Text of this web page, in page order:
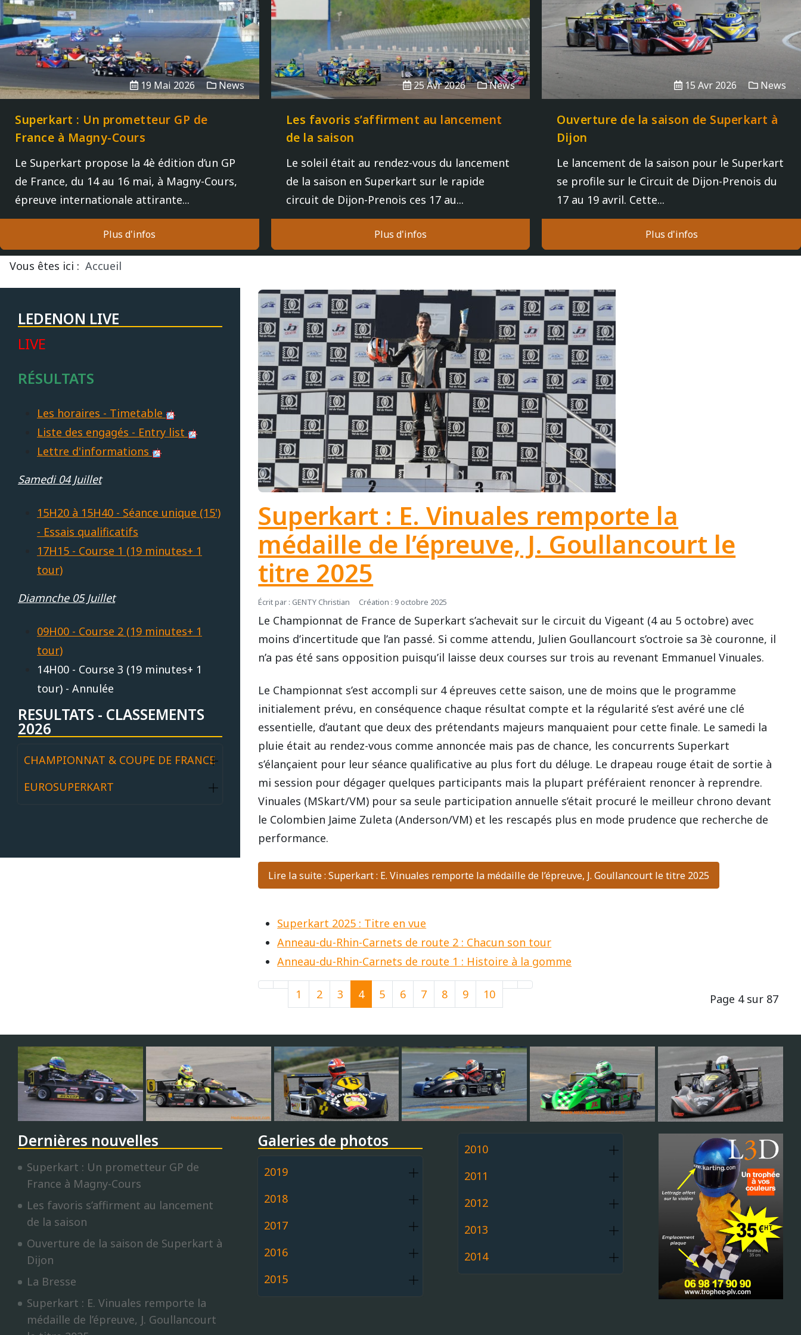
19 Mai 2026 News
Superkart : Un prometteur GP de
France à Magny-Cours
Le Superkart propose la 4è édition d’un GP
de France, du 14 au 16 mai, à Magny-Cours,
épreuve internationale attirante...
Plus d'infos
25 Avr 2026 News
Les favoris s’affirment au lancement
de la saison
Le soleil était au rendez-vous du lancement
de la saison en Superkart sur le rapide
circuit de Dijon-Prenois ces 17 au...
Plus d'infos
15 Avr 2026 News
Ouverture de la saison de Superkart à
Dijon
Le lancement de la saison pour le Superkart
se profile sur le Circuit de Dijon-Prenois du
17 au 19 avril. Cette...
Plus d'infos
Vous êtes ici : Accueil
LEDENON LIVE
LIVE
RÉSULTATS
Les horaires - Timetable
Liste des engagés - Entry list
Lettre d'informations
Samedi 04 Juillet
15H20 à 15H40 - Séance unique (15')
- Essais qualificatifs
17H15 - Course 1 (19 minutes+ 1
tour)
Diamnche 05 Juillet
09H00 - Course 2 (19 minutes+ 1
tour)
14H00 - Course 3 (19 minutes+ 1
tour) - Annulée
RESULTATS - CLASSEMENTS
2026
CHAMPIONNAT & COUPE DE FRANCE
EUROSUPERKART
Superkart : E. Vinuales remporte la
médaille de l’épreuve, J. Goullancourt le
titre 2025
Écrit par : GENTY Christian Création : 9 octobre 2025
Le Championnat de France de Superkart s’achevait sur le circuit du Vigeant (4 au 5 octobre) avec
moins d’incertitude que l’an passé. Si comme attendu, Julien Goullancourt s’octroie sa 3è couronne, il
n’a pas été sans opposition puisqu’il laisse deux courses sur trois au revenant Emmanuel Vinuales.
Le Championnat s’est accompli sur 4 épreuves cette saison, une de moins que le programme
initialement prévu, en conséquence chaque résultat compte et la régularité s’est avéré une clé
essentielle, d’autant que deux des prétendants majeurs manquaient pour cette finale. Le samedi la
pluie était au rendez-vous comme annoncée mais pas de chance, les concurrents Superkart
s’élançaient pour leur séance qualificative au plus fort du déluge. Le drapeau rouge était de sortie à
mi session pour dégager quelques participants mais la plupart préféraient renoncer à reprendre.
Vinuales (MSkart/VM) pour sa seule participation annuelle s’était procuré le meilleur chrono devant
le Colombien Jaime Zuleta (Anderson/VM) et les rescapés plus en mode prudence que recherche de
performance.
Lire la suite : Superkart : E. Vinuales remporte la médaille de l’épreuve, J. Goullancourt le titre 2025
Superkart 2025 : Titre en vue
Anneau-du-Rhin-Carnets de route 2 : Chacun son tour
Anneau-du-Rhin-Carnets de route 1 : Histoire à la gomme
Page 4 sur 87
1 2 3 4 5 6 7 8 9 10
Dernières nouvelles
Superkart : Un prometteur GP de
France à Magny-Cours
Les favoris s’affirment au lancement
de la saison
Ouverture de la saison de Superkart à
Dijon
La Bresse
Superkart : E. Vinuales remporte la
médaille de l’épreuve, J. Goullancourt
Galeries de photos
2019
2018
2017
2016
2015
2010
2011
2012
2013
2014
2009
2008
2007
2006
2004
2005
2004
NOGARO
PAU ARNOS
Vidéos/Youtube
Autres années